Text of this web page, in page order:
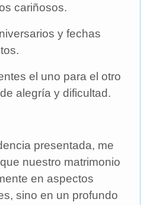
cariñosos.
y fechas
el uno para el otro
alegría y dificultad.
presentada, me
nuestro matrimonio
en aspectos
sino en un profundo